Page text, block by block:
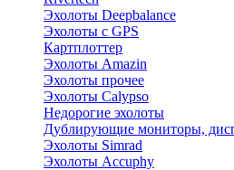
Эхолоты Deepbalance
Эхолоты с GPS
Картплоттер
Эхолоты Amazin
Эхолоты прочее
Эхолоты Calypso
Недорогие эхолоты
Дублирующие мониторы,
Эхолоты Simrad
Эхолоты Accuphy